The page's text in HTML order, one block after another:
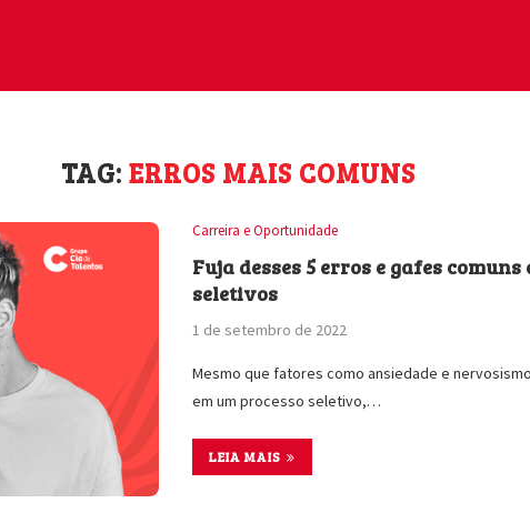
TAG: ERROS MAIS COMUNS
Carreira e Oportunidade
Fuja desses 5 erros e gafes comuns
seletivos
1 de setembro de 2022
Mesmo que fatores como ansiedade e
em um processo seletivo,…
LEIA MAIS